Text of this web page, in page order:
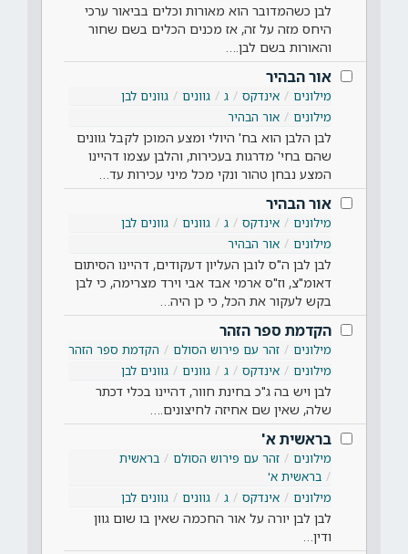
לבן כשהמדובר הוא מאורות וכלים בביאור ערכי
היחס מזה על זה, אז מכנים הכלים בשם שחור
והאורות בשם לבן.…
אור הבהיר
מילונים אינדקס ג גוונים
גוונים לבן
מילונים
אור הבהיר
לבן הלבן הוא בח' היולי ומצע המוכן לקבל גוונים
שהם בחי' מדרגות בעכירות, והלבן עצמו דהיינו
המצע נבחן טהור ונקי מכל מיני עכירות עד…
אור הבהיר
מילונים אינדקס ג גוונים
גוונים לבן
מילונים
אור הבהיר
לבן לבן ה"ס לובן העליון דעקודים, דהיינו הסיתום
דאומ"צ, וז"ס ארמי אבד אבי וירד מצרימה, כי לבן
בקש לעקור את הכל, כי כן היה…
הקדמת ספר הזהר
מילונים זהר עם פירוש הסולם
הקדמת ספר הזהר
מילונים
אינדקס ג גוונים גוונים לבן
לבן ויש בה ג"כ בחינת חוור, דהיינו בכלי דכתר
שלה, שאין שם אחיזה לחיצונים.…
בראשית א'
מילונים זהר עם פירוש הסולם
בראשית
בראשית א'
מילונים
אינדקס ג גוונים גוונים לבן
לבן לבן יורה על אור החכמה שאין בו שום גוון
ודין…